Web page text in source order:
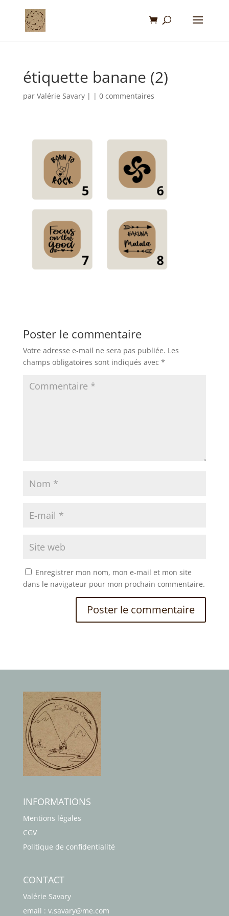
étiquette banane (2)
par Valérie Savary| | 0 commentaires
Poster le commentaire
Votre adresse e-mail ne sera pas publiée. Les
champs obligatoires sont indiqués avec *
Enregistrer mon nom, mon e-mail et mon site
dans le navigateur pour mon prochain commentaire.
INFORMATIONS
Mentions légales
CGV
Politique de confidentialité
CONTACT
Valérie Savary
email : v.savary@me.com